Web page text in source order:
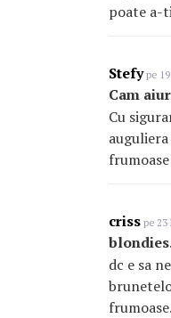
poate a-
Stefype 19
Cam
Cu
criss pe 23
dc e sa